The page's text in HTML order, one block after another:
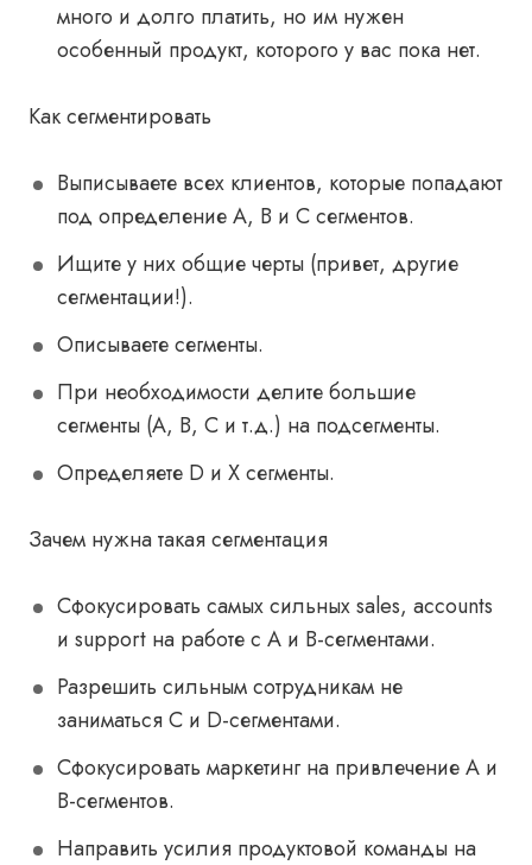
много и долго платить, но им нужен
особенный продукт, которого у вас пока нет.
Как сегментировать
Выписываете всех клиентов, которые попадают
под определение А, В и С сегментов.
Ищите у них общие черты (привет, другие
сегментации!).
Описываете сегменты.
При необходимости делите большие
сегменты (А, В, С и т.д.) на подсегменты.
Определяете D и X сегменты.
Зачем нужна такая сегментация
Сфокусировать самых сильных sales, accounts
и support на работе с A и В-сегментами.
Разрешить сильным сотрудникам не
заниматься C и D-сегментами.
Сфокусировать маркетинг на привлечение A и
В-сегментов.
Направить усилия продуктовой команды на